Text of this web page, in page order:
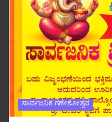
ಸಾರ್ವಜನಿಕ ಗಣೇಶೋತ್ಸವ